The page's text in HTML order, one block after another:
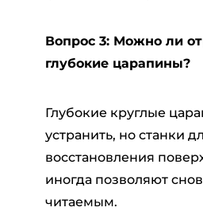
Вопрос 3: Можно ли
глубокие царапины?
Глубокие круглые
устранить, но станки
восстановления
иногда позволяют
читаемым.